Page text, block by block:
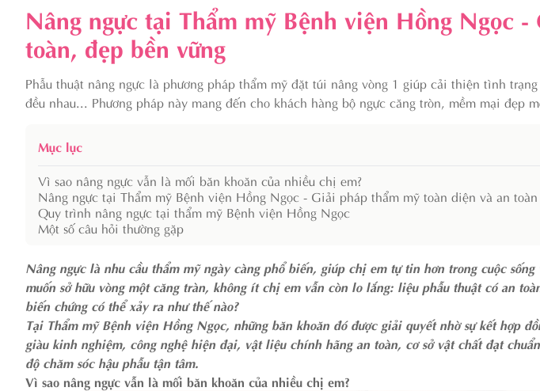
Nâng ngực tại Thẩm mỹ Bệnh viện Hồng Ngọc
toàn, đẹp bền vững
Phẫu thuật nâng ngực là phương pháp thẩm mỹ đặt túi nâng vòng 1 giúp cải thiện tình
đều nhau... Phương pháp này mang đến cho khách hàng bộ ngực căng tròn, mềm mại đẹp
Mục lục
Vì sao nâng ngực vẫn là mối băn khoăn của nhiều chị em?
Nâng ngực tại Thẩm mỹ Bệnh viện Hồng Ngọc - Giải pháp thẩm mỹ toàn diện và an toàn
Quy trình nâng ngực tại thẩm mỹ Bệnh viện Hồng Ngọc
Một số câu hỏi thường gặp
Nâng ngực là nhu cầu thẩm mỹ ngày càng phổ biến, giúp chị em tự tin hơn trong cuộc
muốn sở hữu vòng một căng tràn, không ít chị em vẫn còn lo lắng: liệu phẫu thuật có an
biến chứng có thể xảy ra như thế nào?
Tại Thẩm mỹ Bệnh viện Hồng Ngọc, những băn khoăn đó được giải quyết nhờ sự kết hợp
giàu kinh nghiệm, công nghệ hiện đại, vật liệu chính hãng an toàn, cơ sở vật chất đạt
độ chăm sóc hậu phẫu tận tâm.
Vì sao nâng ngực vẫn là mối băn khoăn của nhiều chị em?